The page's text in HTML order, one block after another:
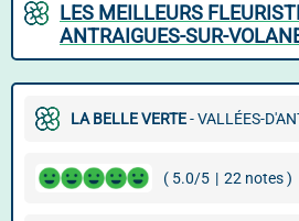
LES MEILLEURS
ANTRAIGUES-SUR-
LA BELLE VERTE- VALLÉES-
( 5.0/5 | 22 notes )